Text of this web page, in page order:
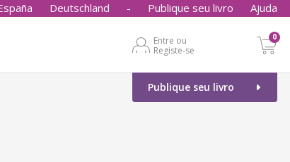
Deutschland - Publique seu livro Ajuda
Entre ou
Registe-se
0
Publique seu livro